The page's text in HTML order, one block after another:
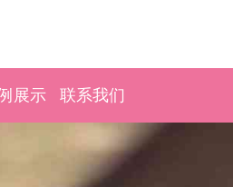
展示 联系我们